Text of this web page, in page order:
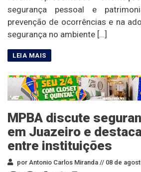
segurança pessoal e
prevenção de ocorrências e na
segurança no ambiente […]
MPBA discute
em Juazeiro e
entre instituições
por Antonio Carlos Miranda // 08 de